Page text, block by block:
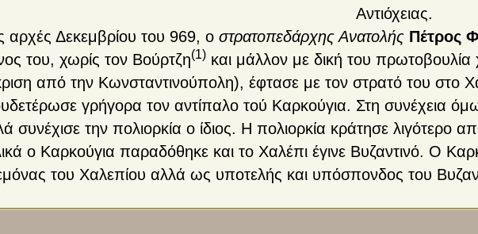
Αντιόχειας.
αρχές Δεκεμβρίου του 969, ο στρατοπεδάρχης Ανατολής Πέτρος
του, χωρίς τον Βούρτζη(1)και μάλλον με δική του πρωτοβουλία
από την Κωνσταντινούπολη), έφτασε με τον στρατό του στο
γρήγορα τον αντίπαλο τού Καρκούγια. Στη συνέχεια
συνέχισε την πολιορκία ο ίδιος. Η πολιορκία κράτησε λιγότερο
ο Καρκούγια παραδόθηκε και το Χαλέπι έγινε Βυζαντινό. Ο
του Χαλεπίου αλλά ως υποτελής και υπόσπονδος του